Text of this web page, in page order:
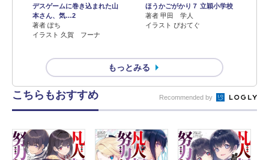
デスゲームに巻き込まれた山
本さん、気…2
著者 ぽち
イラスト 久賀 フーナ
ほうかごがかり７ 立穎小学校
著者 甲田 学人
イラスト ぴおてぐ
もっとみる
こちらもおすすめ Recommended by